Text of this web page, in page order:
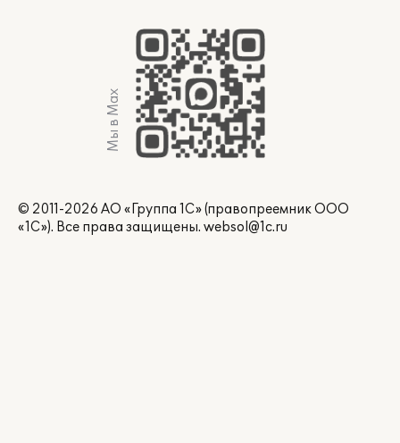
Мы в Max
© 2011-2026 АО «Группа 1С» (правопреемник ООО
«1С»). Все права защищены. websol@1c.ru